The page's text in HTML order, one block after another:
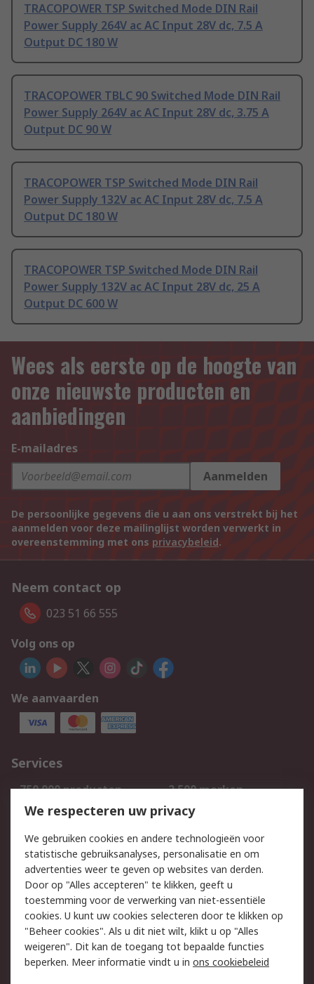
TRACOPOWER TSP Switched Mode DIN Rail
Power Supply 264V ac AC Input 28V dc, 7.5 A
Output DC 180 W
TRACOPOWER TBLC 90 Switched Mode DIN Rail
Power Supply 264V ac AC Input 28V dc, 3.75 A
Output DC 90 W
TRACOPOWER TSP Switched Mode DIN Rail
Power Supply 132V ac AC Input 28V dc, 7.5 A
Output DC 180 W
TRACOPOWER TSP Switched Mode DIN Rail
Power Supply 132V ac AC Input 28V dc, 25 A
Output DC 600 W
Wees als eerste op de hoogte van
onze nieuwste producten en
aanbiedingen
E-mailadres
Aanmelden
De persoonlijke gegevens die u aan ons verstrekt bij het
aanmelden voor deze mailinglijst worden verwerkt in
overeenstemming met ons privacybeleid.
Neem contact op
023 51 66 555
Volg ons op
We aanvaarden
Services
750.000 producten
2.500 merken
Bestellen
Inkoopoplossingen
Track & Trace
Wettelijk
Cookiebeleid
Email veiligheid
Privacybeleid
Websitevoorwaarden
Algemene
verkoopvoorwaarden
We respecteren uw privacy
We gebruiken cookies en andere technologieën voor
statistische gebruiksanalyses, personalisatie en om
advertenties weer te geven op websites van derden.
Door op "Alles accepteren" te klikken, geeft u
toestemming voor de verwerking van niet-essentiële
cookies. U kunt uw cookies selecteren door te klikken op
"Beheer cookies". Als u dit niet wilt, klikt u op "Alles
weigeren". Dit kan de toegang tot bepaalde functies
beperken. Meer informatie vindt u in ons cookiebeleid